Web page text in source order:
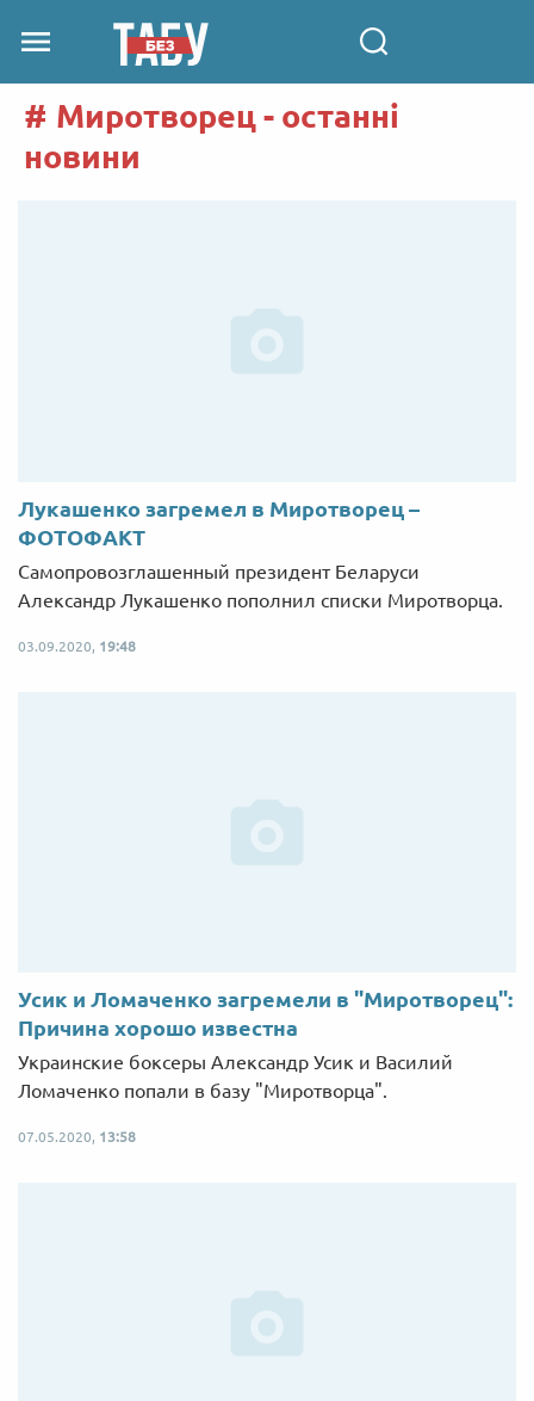
Миротворец - останні
новини
Лукашенко загремел в Миротворец –
ФОТОФАКТ
Самопровозглашенный президент Беларуси
Александр Лукашенко пополнил списки Миротворца.
03.09.2020, 19:48
Усик и Ломаченко загремели в "Миротворец":
Причина хорошо известна
Украинские боксеры Александр Усик и Василий
Ломаченко попали в базу "Миротворца".
07.05.2020, 13:58